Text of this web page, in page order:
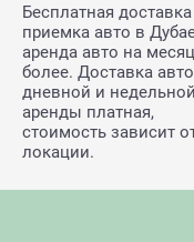
Бесплатная
приемка авто в
аренда авто на
более. Доставка
дневной и недельной
аренды платная,
стоимость зависит
локации.